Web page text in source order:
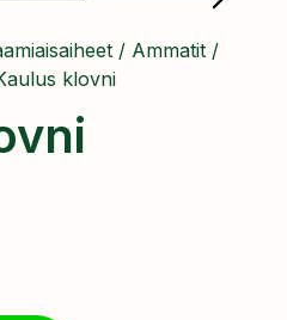
/ Ammatit /
klovni